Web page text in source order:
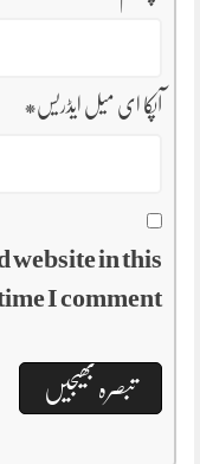
آپکا ای میل ایڈریس*
website in this
I comment.